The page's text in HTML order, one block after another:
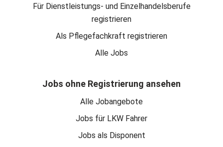
Für Dienstleistungs- und Einzelhandelsberufe
registrieren
Als Pflegefachkraft registrieren
Alle Jobs
Jobs ohne Registrierung ansehen
Alle Jobangebote
Jobs für LKW Fahrer
Jobs als Disponent